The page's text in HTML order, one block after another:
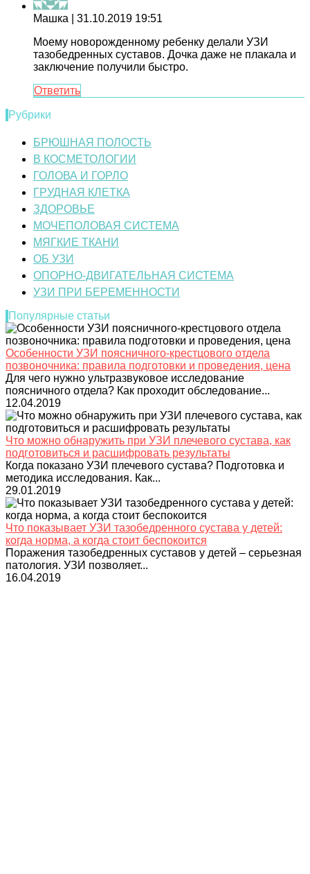
Машка
| 31.10.2019 19:51
Моему новорожденному ребенку делали УЗИ
тазобедренных суставов. Дочка даже не плакала и
заключение получили быстро.
Ответить
Рубрики
БРЮШНАЯ ПОЛОСТЬ
В КОСМЕТОЛОГИИ
ГОЛОВА И ГОРЛО
ГРУДНАЯ КЛЕТКА
ЗДОРОВЬЕ
МОЧЕПОЛОВАЯ СИСТЕМА
МЯГКИЕ ТКАНИ
ОБ УЗИ
ОПОРНО-ДВИГАТЕЛЬНАЯ СИСТЕМА
УЗИ ПРИ БЕРЕМЕННОСТИ
Популярные статьи
Особенности УЗИ поясничного-крестцового отдела
позвоночника: правила подготовки и проведения, цена
Для чего нужно ультразвуковое исследование
поясничного отдела? Как проходит обследование...
12.04.2019
Что можно обнаружить при УЗИ плечевого сустава, как
подготовиться и расшифровать результаты
Когда показано УЗИ плечевого сустава? Подготовка и
методика исследования. Как...
29.01.2019
Что показывает УЗИ тазобедренного сустава у детей:
когда норма, а когда стоит беспокоится
Поражения тазобедренных суставов у детей – серьезная
патология. УЗИ позволяет...
16.04.2019